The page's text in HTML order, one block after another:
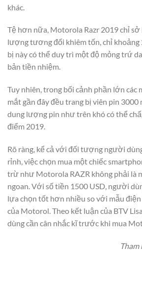
khác.
Tệ hơn nữa, Motorola Razr 2019 chỉ
lượng tương đối khiêm tốn, chỉ khoảng
bị này có thể duy trì một độ mỏng trứ
bản tiền nhiệm.
Tuy nhiên, trong bối cảnh phần lớn các
mắt gần đây đều trang bị viên pin
dung lượng pin như trên khó có thể
điểm 2019.
Rõ ràng, kể cả với đối tượng người
rỉnh, việc chọn mua một chiếc
trừ như Motorola RAZR không phải là
ngoan. Với số tiền 1500 USD, người
lựa chọn tốt hơn nhiều so với mẫu
của Motorol. Theo kết luận của BTV
dùng cần cân nhắc kĩ trước khi mua